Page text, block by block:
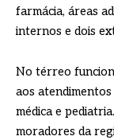
farmácia, áreas
internos e dois
No térreo
aos
médica e
moradores da